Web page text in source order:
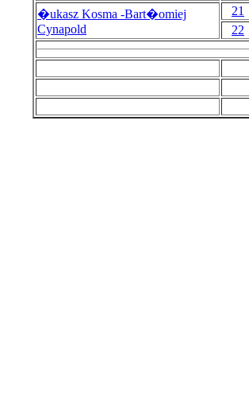
�ukasz Kosma -Bart�omiej
Cynapold
21
22